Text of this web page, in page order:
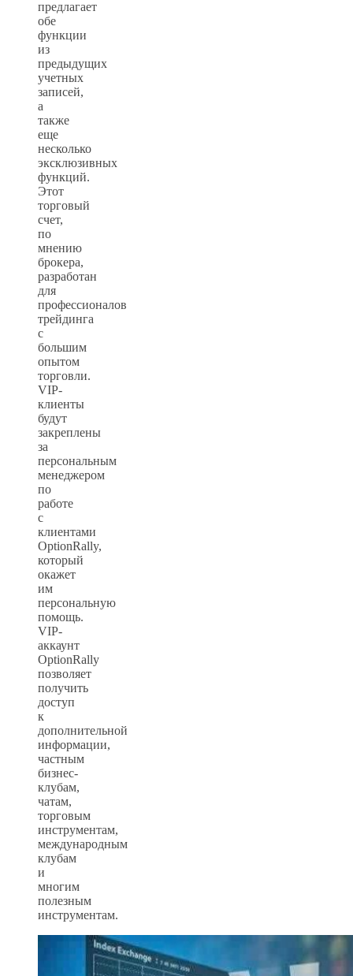
предлагает
обе
функции
из
предыдущих
учетных
записей,
а
также
еще
несколько
эксклюзивных
функций.
Этот
торговый
счет,
по
мнению
брокера,
разработан
для
профессионалов
трейдинга
с
большим
опытом
торговли.
VIP-
клиенты
будут
закреплены
за
персональным
менеджером
по
работе
с
клиентами
OptionRally,
который
окажет
им
персональную
помощь.
VIP-
аккаунт
OptionRally
позволяет
получить
доступ
к
дополнительной
информации,
частным
бизнес-
клубам,
чатам,
торговым
инструментам,
международным
клубам
и
многим
полезным
инструментам.